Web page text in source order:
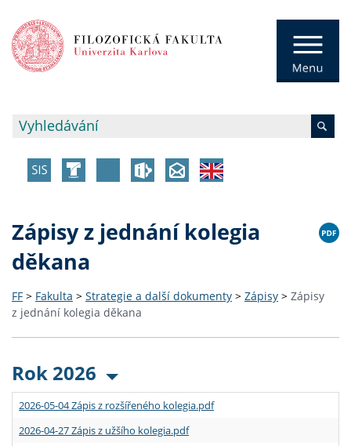
Zápisy z jednání kolegia
děkana
FF > Fakulta > Strategie a další dokumenty > Zápisy > Zápisy
z jednání kolegia děkana
Rok 2026
2026-05-04 Zápis z rozšířeného kolegia.pdf
2026-04-27 Zápis z užšího kolegia.pdf